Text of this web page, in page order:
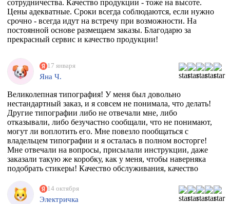
сотрудничества. Качество продукции - тоже на высоте.
Цены адекватные. Сроки всегда соблюдаются, если нужно
срочно - всегда идут на встречу при возможности. На
постоянной основе размещаем заказы. Благодарю за
прекрасный сервис и качество продукции!
17 января
Яна Ч.
Великолепная типография! У меня был довольно
нестандартный заказ, и я совсем не понимала, что делать!
Другие типографии либо не отвечали мне, либо
отказывали, либо безучастно сообщали, что не понимают,
могут ли воплотить его. Мне повезло пообщаться с
владельцем типографии и я осталась в полном восторге!
Мне отвечали на вопросы, присылали инструкции, даже
заказали такую же коробку, как у меня, чтобы наверняка
подобрать стикеры! Качество обслуживания, качество
14 октября
Электричка